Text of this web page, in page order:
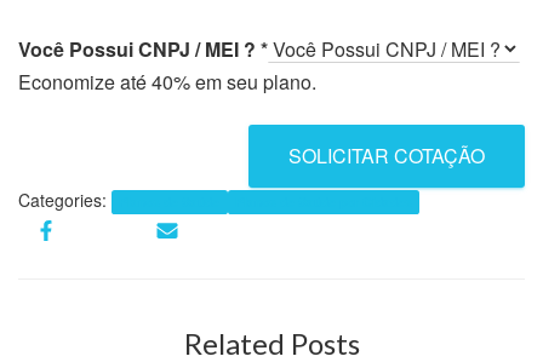
Você Possui CNPJ / MEI ? *
Economize até 40% em seu plano.
SOLICITAR COTAÇÃO
Categories:
Related Posts